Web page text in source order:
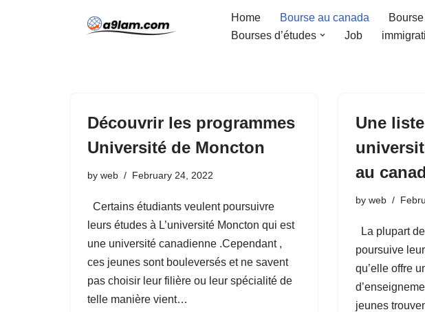
Home Bourse au canada
Bourses d’études
Job
Découvrir les programmes
Université de Moncton
by web February 24, 2022
Certains étudiants veulent poursuivre
leurs études à L’université Moncton qui est
une université canadienne .Cependant ,
ces jeunes sont bouleversés et ne savent
pas choisir leur filière ou leur spécialité de
telle manière vient…
Une
au
by web
La plupart
poursuive
qu’elle offre
jeunes